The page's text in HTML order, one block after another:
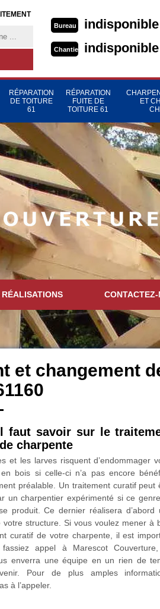
Bureau indisponible
Chantier indisponible
RÉPARATION
DE TOITURE
61
RÉPARATION
FUITE DE
TOITURE 61
ET
CONTACTEZ-
et changement
faut savoir sur le
charpente
et les larves risquent d’endommager
bois si celle-ci n’a pas encore
préalable. Un traitement curatif peut
un charpentier expérimenté si ce
produit. Ce dernier réalisera d’abord
votre structure. Si vous voulez mener à
curatif de votre charpente, il est
appel à Marescot
enverra une équipe en un rien de
Pour de plus amples
à l’appeler.